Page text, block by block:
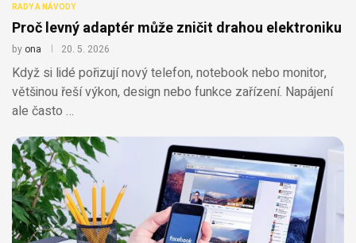
RADY A NÁVODY
Proč levný adaptér může zničit drahou elektroniku
byona 20. 5. 2026
Když si lidé pořizují nový telefon, notebook nebo monitor,
většinou řeší výkon, design nebo funkce zařízení. Napájení
ale často …